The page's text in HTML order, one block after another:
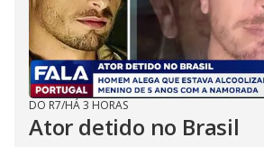
DO R7/HÁ 3 HORAS
Ator detido no Brasil